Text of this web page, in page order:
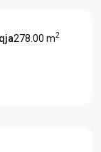
278.00 m2